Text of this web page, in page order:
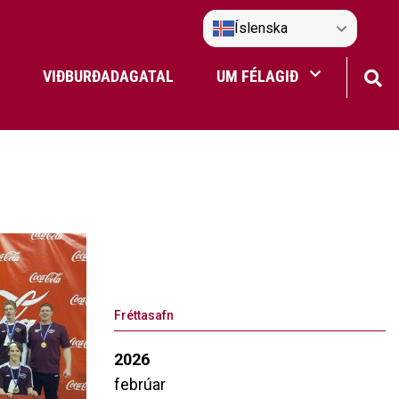
VIÐBURÐADAGATAL UM FÉLAGIÐ
Íslenska
Fréttasafn
2026
febrúar